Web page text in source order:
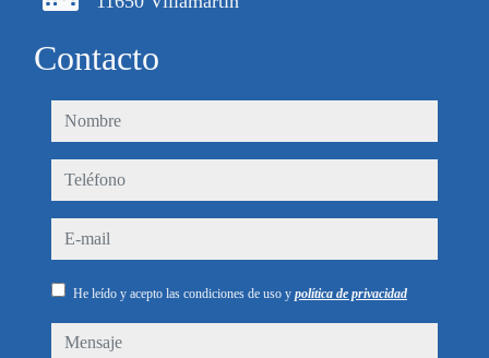
Contacto
nombre
teléfono
e-mail
He leído y acepto las condiciones de uso y política de privacidad
mensaje